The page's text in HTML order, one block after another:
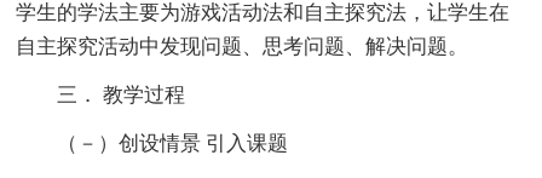
学生的学法主要为游戏活动法和自主探究法，让学生在
自主探究活动中发现问题、思考问题、解决问题。
三． 教学过程
（－）创设情景 引入课题